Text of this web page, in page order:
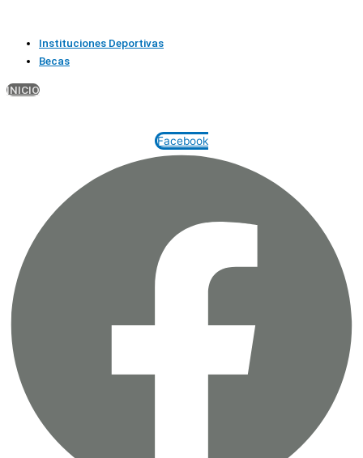
Instituciones Deportivas
Becas
INICIO
Facebook